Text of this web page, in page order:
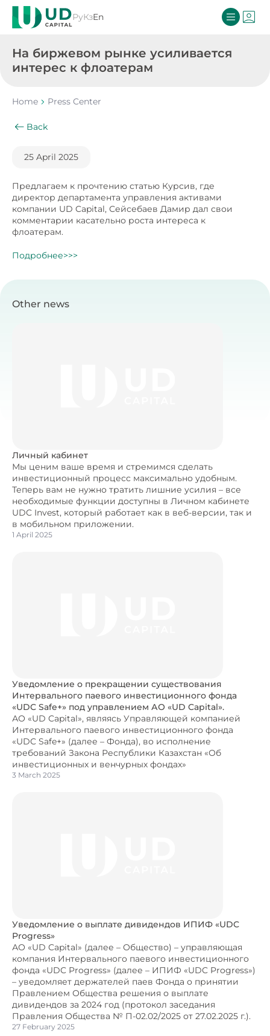
РуКзEn
На биржевом рынке усиливается
интерес к флоатерам
Home Press Center
Back
25 April 2025
Предлагаем к прочтению статью Курсив, где
директор департамента управления активами
компании UD Capital, Сейсебаев Дамир дал свои
комментарии касательно роста интереса к
флоатерам.
Подробнее>>>
Other news
Личный кабинет
Мы ценим ваше время и стремимся сделать
инвестиционный процесс максимально удобным.
Теперь вам не нужно тратить лишние усилия – все
необходимые функции доступны в Личном кабинете
UDC Invest, который работает как в веб-версии, так и
в мобильном приложении.
1 April 2025
Уведомление о прекращении существования
Интервального паевого инвестиционного фонда
«UDC Safe+» под управлением АО «UD Capital».
АО «UD Capital», являясь Управляющей компанией
Интервального паевого инвестиционного фонда
«UDC Safe+» (далее – Фонда), во исполнение
требований Закона Республики Казахстан «Об
инвестиционных и венчурных фондах»
3 March 2025
Уведомление о выплате дивидендов ИПИФ «UDC
Progress»
АО «UD Capital» (далее – Общество) – управляющая
компания Интервального паевого инвестиционного
фонда «UDC Progress» (далее – ИПИФ «UDC Progress»)
– уведомляет держателей паев Фонда о принятии
Правлением Общества решения о выплате
дивидендов за 2024 год (протокол заседания
Правления Общества № П-02.02/2025 от 27.02.2025 г.).
27 February 2025